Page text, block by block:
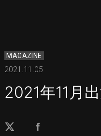
MAGAZINE
2021.11.05
2021年11月